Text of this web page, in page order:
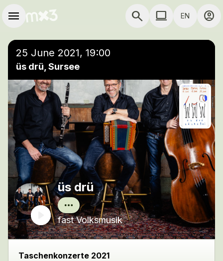
Skip to main content
Main navigation
menu search COMPUTER USE
computer EN account_circle
25 June 2021, 19:00
üs drü, Sursee
üs drü
fast Volksmusik
Taschenkonzerte 2021
Add to a playlist close